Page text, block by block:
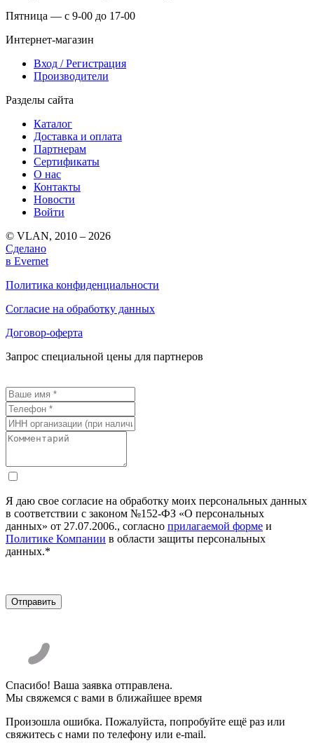
Пятница — с 9-00 до 17-00
Интернет-магазин
Вход / Регистрация
Производители
Разделы сайта
Каталог
Доставка и оплата
Партнерам
Сертификаты
О нас
Контакты
Новости
Войти
© VLAN, 2010 – 2026
Сделано
в Evernet
Политика конфиденциальности
Согласие на обработку данных
Договор-оферта
Запрос специальной цены для партнеров
Я даю свое согласие на обработку моих персональных данных
в соответствии с законом №152-ФЗ «О персональных
данных» от 27.07.2006., согласно прилагаемой форме и
Политике Компании в области защиты персональных
данных.*
Спасибо! Ваша заявка отправлена.
Мы свяжемся с вами в ближайшее время
Произошла ошибка. Пожалуйста, попробуйте ещё раз или
свяжитесь с нами по телефону или e-mail.